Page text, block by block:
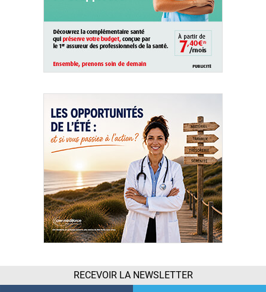
RECEVOIR LA NEWSLETTER